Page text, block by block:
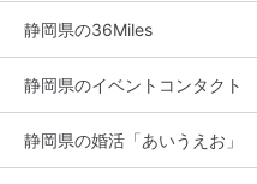
静岡県の36Miles
静岡県のイベントコンタクト
静岡県の婚活「あいうえお」